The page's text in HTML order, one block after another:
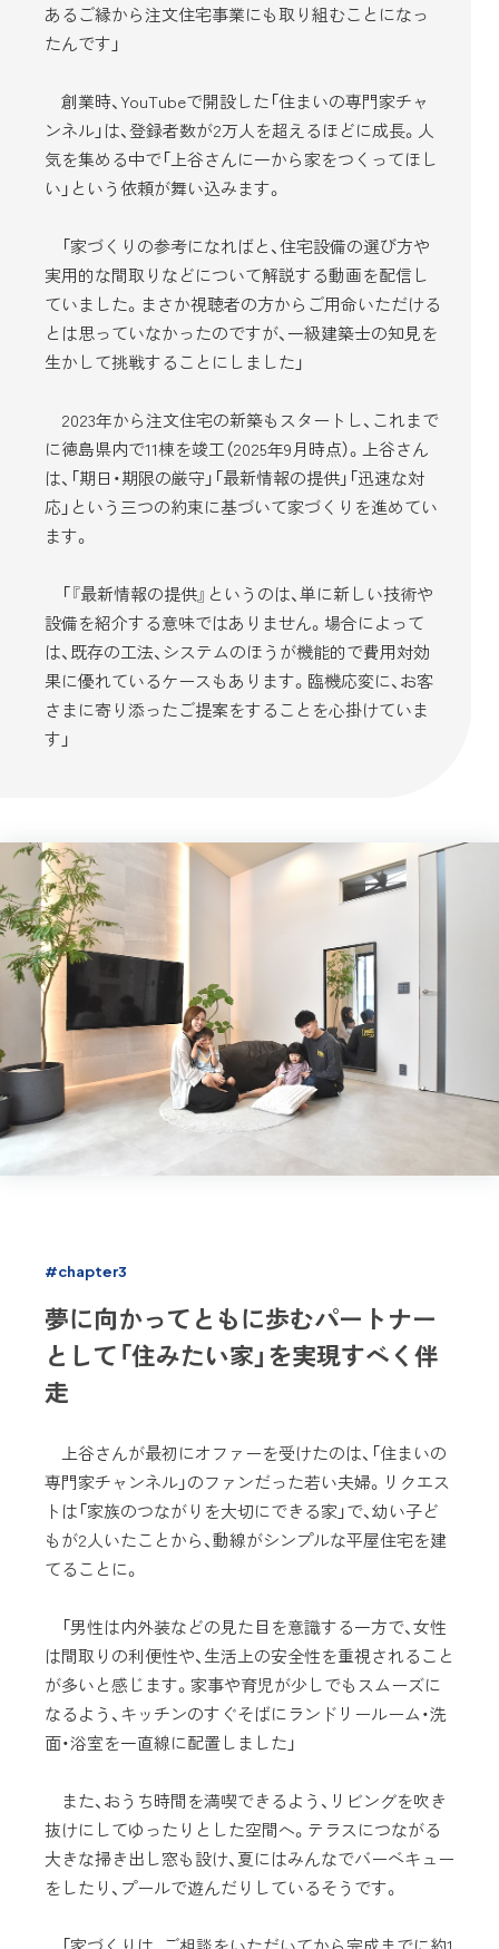
あるご縁から注文住宅事業にも取り組むことになっ
たんです」
創業時、YouTubeで開設した「住まいの専門家チャ
ンネル」は、登録者数が2万人を超えるほどに成長。人
気を集める中で「上谷さんに一から家をつくってほし
い」という依頼が舞い込みます。
「家づくりの参考になればと、住宅設備の選び方や
実用的な間取りなどについて解説する動画を配信し
ていました。まさか視聴者の方からご用命いただける
とは思っていなかったのですが、一級建築士の知見を
生かして挑戦することにしました」
2023年から注文住宅の新築もスタートし、これまで
に徳島県内で11棟を竣工（2025年9月時点）。上谷さん
は、「期日・期限の厳守」「最新情報の提供」「迅速な対
応」という三つの約束に基づいて家づくりを進めてい
ます。
「『最新情報の提供』というのは、単に新しい技術や
設備を紹介する意味ではありません。場合によって
は、既存の工法、システムのほうが機能的で費用対効
果に優れているケースもあります。臨機応変に、お客
さまに寄り添ったご提案をすることを心掛けていま
す」
#chapter3
夢に向かってともに歩むパートナー
として「住みたい家」を実現すべく伴
走
上谷さんが最初にオファーを受けたのは、「住まいの
専門家チャンネル」のファンだった若い夫婦。リクエス
トは「家族のつながりを大切にできる家」で、幼い子ど
もが2人いたことから、動線がシンプルな平屋住宅を建
てることに。
「男性は内外装などの見た目を意識する一方で、女性
は間取りの利便性や、生活上の安全性を重視されること
が多いと感じます。家事や育児が少しでもスムーズに
なるよう、キッチンのすぐそばにランドリールーム・洗
面・浴室を一直線に配置しました」
また、おうち時間を満喫できるよう、リビングを吹き
抜けにしてゆったりとした空間へ。テラスにつながる
大きな掃き出し窓も設け、夏にはみんなでバーベキュー
をしたり、プールで遊んだりしているそうです。